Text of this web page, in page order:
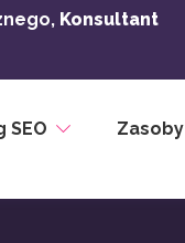
Konsultant
SEO
Zasoby